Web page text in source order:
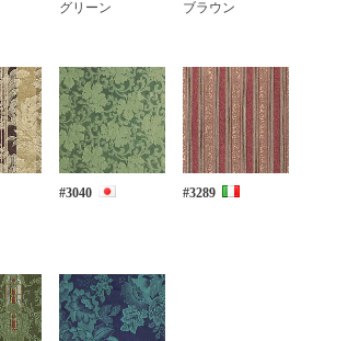
グリーン
ブラウン
#3040 #3289